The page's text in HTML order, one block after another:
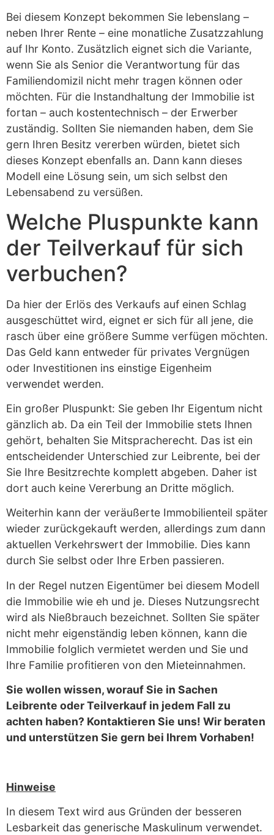
Bei diesem Konzept bekommen Sie lebenslang –
neben Ihrer Rente – eine monatliche Zusatzzahlung
auf Ihr Konto. Zusätzlich eignet sich die Variante,
wenn Sie als Senior die Verantwortung für das
Familiendomizil nicht mehr tragen können oder
möchten. Für die Instandhaltung der Immobilie ist
fortan – auch kostentechnisch – der Erwerber
zuständig. Sollten Sie niemanden haben, dem Sie
gern Ihren Besitz vererben würden, bietet sich
dieses Konzept ebenfalls an. Dann kann dieses
Modell eine Lösung sein, um sich selbst den
Lebensabend zu versüßen.
Welche Pluspunkte kann
der Teilverkauf für sich
verbuchen?
Da hier der Erlös des Verkaufs auf einen Schlag
ausgeschüttet wird, eignet er sich für all jene, die
rasch über eine größere Summe verfügen möchten.
Das Geld kann entweder für privates Vergnügen
oder Investitionen ins einstige Eigenheim
verwendet werden.
Ein großer Pluspunkt: Sie geben Ihr Eigentum nicht
gänzlich ab. Da ein Teil der Immobilie stets Ihnen
gehört, behalten Sie Mitspracherecht. Das ist ein
entscheidender Unterschied zur Leibrente, bei der
Sie Ihre Besitzrechte komplett abgeben. Daher ist
dort auch keine Vererbung an Dritte möglich.
Weiterhin kann der veräußerte Immobilienteil später
wieder zurückgekauft werden, allerdings zum dann
aktuellen Verkehrswert der Immobilie. Dies kann
durch Sie selbst oder Ihre Erben passieren.
In der Regel nutzen Eigentümer bei diesem Modell
die Immobilie wie eh und je. Dieses Nutzungsrecht
wird als Nießbrauch bezeichnet. Sollten Sie später
nicht mehr eigenständig leben können, kann die
Immobilie folglich vermietet werden und Sie und
Ihre Familie profitieren von den Mieteinnahmen.
Sie wollen wissen, worauf Sie in Sachen
Leibrente oder Teilverkauf in jedem Fall zu
achten haben? Kontaktieren Sie uns! Wir beraten
und unterstützen Sie gern bei Ihrem Vorhaben!
Hinweise
In diesem Text wird aus Gründen der besseren
Lesbarkeit das generische Maskulinum verwendet.